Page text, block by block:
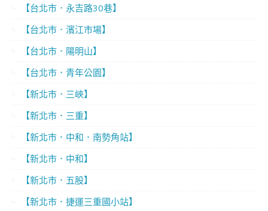
【台北市．永吉路30巷】
【台北市．濱江市場】
【台北市．陽明山】
【台北市．青年公園】
【新北市．三峽】
【新北市．三重】
【新北市．中和．南勢角站】
【新北市．中和】
【新北市．五股】
【新北市．捷運三重國小站】